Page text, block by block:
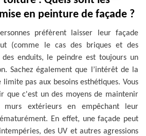
en peinture de façade ?
préfèrent laisser leur façade
(comme le cas des briques et des
enduits, le peindre est toujours un
Sachez également que l’intérêt de la
pas aux besoins esthétiques. Vous
que c'est un des moyens de maintenir
extérieurs en empêchant leur
En effet, une façade peut
des UV et autres agressions